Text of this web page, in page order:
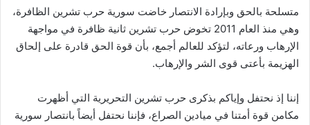
متسلحة بالحق وبإرادة الانتصار خاضت سورية حرب تشرين الظافرة،
وهي منذ العام 2011 تخوض حرب تشرين ثانية ظافرة في مواجهة
الإرهاب ورعاته، لتؤكد للعالم أجمع، بأن قوة الحق قادرة على إلحاق
الهزيمة بأعتى قوى الشر والإرهاب.
إننا إذ نحتفل وإياكم بذكرى حرب تشرين التحريرية التي أظهرت
مكامن قوة أمتنا في ميادين الصراع، فإننا نحتفل أيضاً بانتصار سورية